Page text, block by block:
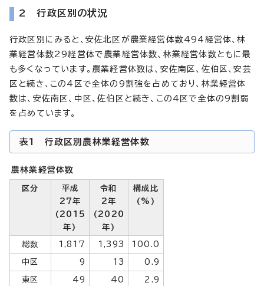
2 行政区別の状況
行政区別にみると、安佐北区が農業経営体数494経営体、林
業経営体数29経営体で農業経営体数、林業経営体数ともに最
も多くなっています。農業経営体数は、安佐南区、佐伯区、安芸
区と続き、この4区で全体の9割強を占めており、林業経営体
数は、安佐南区、中区、佐伯区と続き、この4区で全体の9割弱
を占めています。
表1 行政区別農林業経営体数
農林業経営体数
区分
平成
27年
(2015
年)
令和
2年
(2020
年)
構成比
(%)
総数 1,817 1,393 100.0
中区 9 13 0.9
東区 49 40 2.9